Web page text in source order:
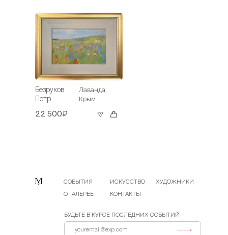
Безруков
Петр
Лаванда,
Крым
22 500₽
СОБЫТИЯ ИСКУССТВО
ХУДОЖНИКИ
О ГАЛЕРЕЕ
КОНТАКТЫ
БУДЬТЕ В КУРСЕ ПОСЛЕДНИХ СОБЫТИЙ